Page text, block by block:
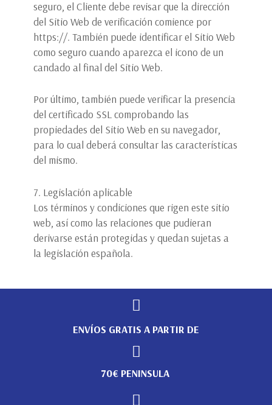
seguro, el Cliente debe revisar que la dirección
del Sitio Web de verificación comience por
https://. También puede identificar el Sitio Web
como seguro cuando aparezca el icono de un
candado al final del Sitio Web.
Por último, también puede verificar la presencia
del certificado SSL comprobando las
propiedades del Sitio Web en su navegador,
para lo cual deberá consultar las características
del mismo.
7. Legislación aplicable
Los términos y condiciones que rigen este sitio
web, así como las relaciones que pudieran
derivarse están protegidas y quedan sujetas a
la legislación española.
ENVÍOS GRATIS A PARTIR DE
70€ PENINSULA